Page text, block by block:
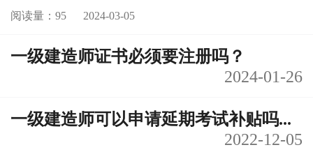
阅读量：95 2024-03-05
一级建造师证书必须要注册吗？
2024-01-26
一级建造师可以申请延期考试补贴吗...
2022-12-05